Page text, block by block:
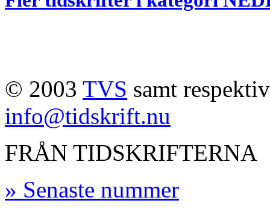
© 2003 TVS samt
info@tidskrift.nu
FRÅN TIDSKRIFTERNA
» Senaste nummer